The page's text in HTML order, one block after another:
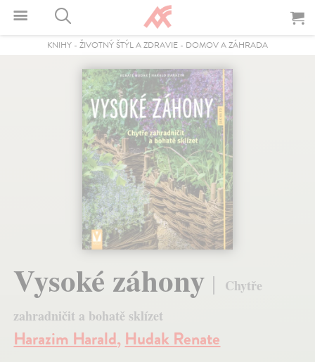
KNIHY - ŽIVOTNÝ ŠTÝL A ZDRAVIE - DOMOV A ZÁHRADA
Vysoké záhony
Chytře
zahradničit a bohatě sklízet
Harazim Harald, Hudak Renate